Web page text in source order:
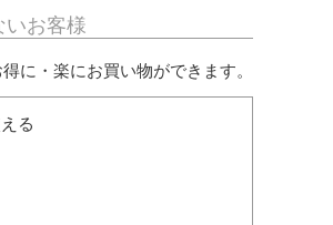
いお客様
に・楽にお買い物ができます。
る